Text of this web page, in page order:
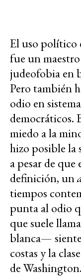
El uso político
fue un
judeofobia en
Pero también
odio en
democráticos.
miedo a la
hizo posible la
a pesar de
definición, un
tiempos
punta al odio
que suele
blanca—
costas y la
de Washington.